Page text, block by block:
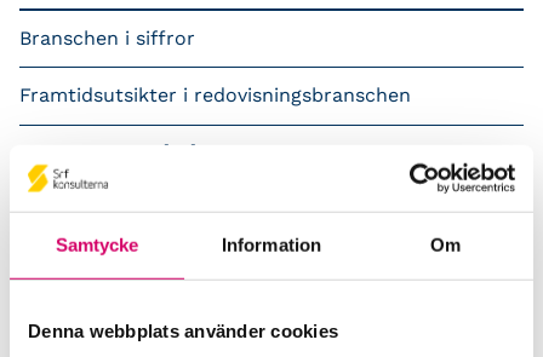
Samtycke Information Om
Denna webbplats använder cookies
Branschen i siffror
Framtidsutsikter i redovisningsbranschen
Prenumerera på våra nyhetsbrev
Pressrum
Remisser